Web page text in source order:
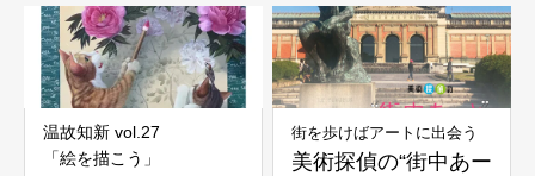
温故知新 vol.27
「絵を描こう」
街を歩けばアートに出会う
美術探偵の“街中あー